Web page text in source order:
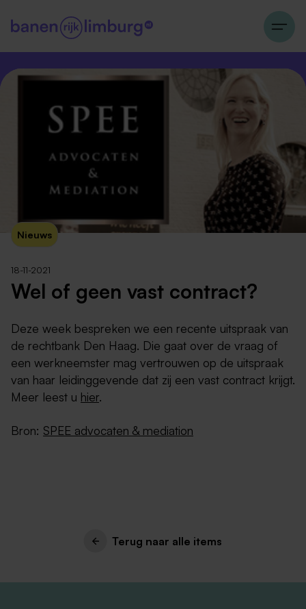
Nieuws
18-11-2021
Wel of geen vast contract?
Deze week bespreken we een recente uitspraak van
de rechtbank Den Haag. Die gaat over de vraag of
een werkneemster mag vertrouwen op de uitspraak
van haar leidinggevende dat zij een vast contract krijgt.
Meer leest u hier.
Bron: SPEE advocaten & mediation
Terug naar alle items